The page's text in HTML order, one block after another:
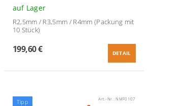
auf Lager
R2,5mm / R3,5mm / R4mm (Packung mit
10 Stück)
199,60 € DETAIL
Tipp Art.-Nr.:NMF0107